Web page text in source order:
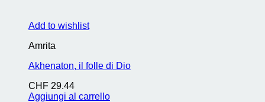
Add to wishlist
Amrita
Akhenaton, il folle di Dio
CHF 29.44
Aggiungi al carrello